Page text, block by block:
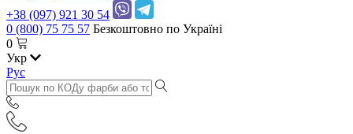
+38 (097) 921 30 54
0 (800) 75 75 57 Безкоштовно по Україні
0
Укр
Рус